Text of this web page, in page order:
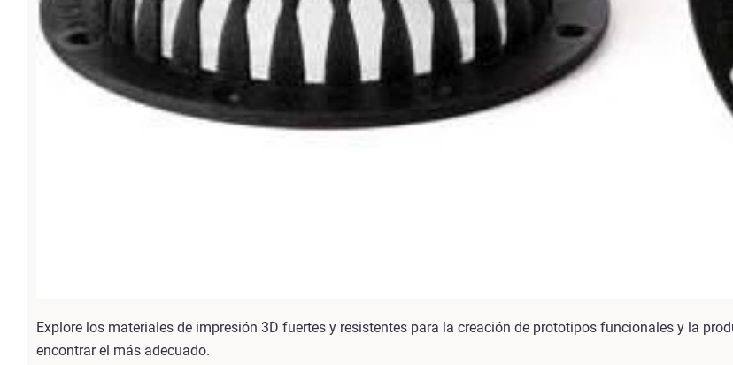
Explore los materiales de impresión 3D fuertes y resistentes para la creación de prototipos funcionales y la
encontrar el más adecuado.